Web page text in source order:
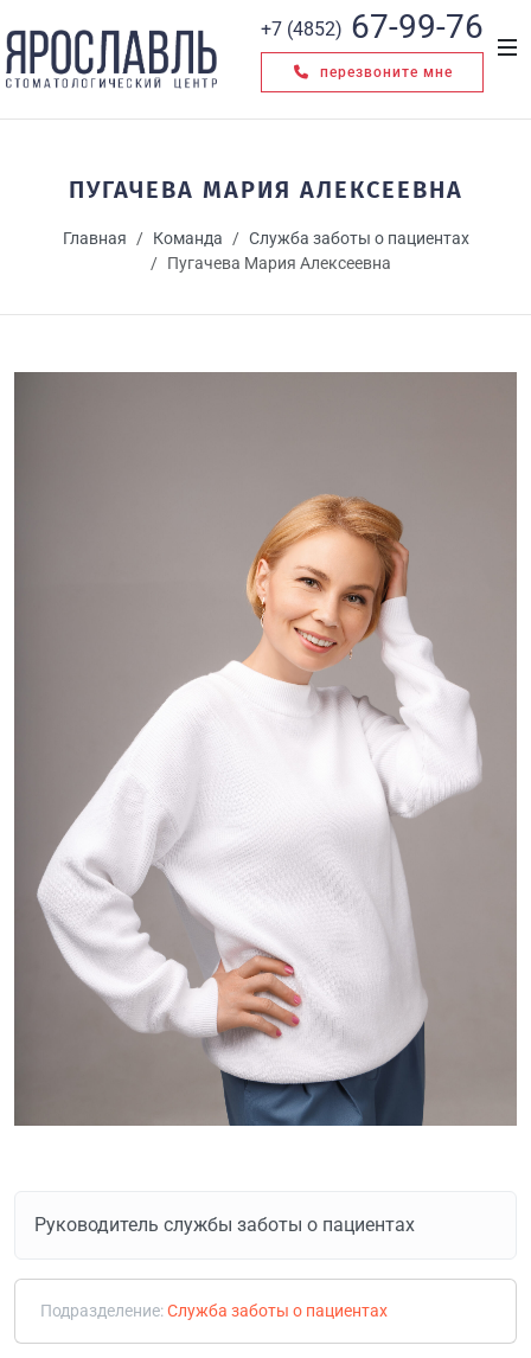
+7 (4852) 67-99-76
перезвоните мне
ПУГАЧЕВА МАРИЯ АЛЕКСЕЕВНА
Главная Команда
Служба заботы о пациентах
Пугачева Мария Алексеевна
Руководитель службы заботы о пациентах
Подразделение:Служба заботы о пациентах